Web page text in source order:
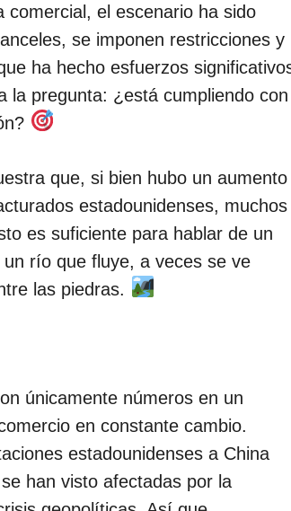
comercial, el escenario ha sido
se imponen restricciones y
ha hecho esfuerzos
la pregunta: ¿está cumpliendo con
que, si bien hubo un aumento
estadounidenses, muchos
es suficiente para hablar de un
río que fluye, a veces se ve
las piedras.
únicamente números en un
en constante cambio.
estadounidenses a China
han visto afectadas por la